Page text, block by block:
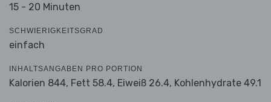
15 - 20 Minuten
SCHWIERIGKEITSGRAD
einfach
INHALTSANGABEN PRO PORTION
Kalorien 844, Fett 58.4, Eiweiß 26.4, Kohlenhydrate 49.1